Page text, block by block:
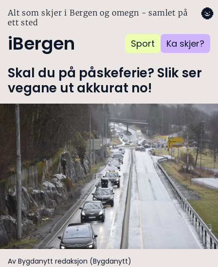
Alt som skjer i Bergen og omegn - samlet på
ett sted
iBergen Sport Ka skjer?
🌚
Skal du på påskeferie? Slik ser
vegane ut akkurat no!
Av Bygdanytt redaksjon (Bygdanytt)